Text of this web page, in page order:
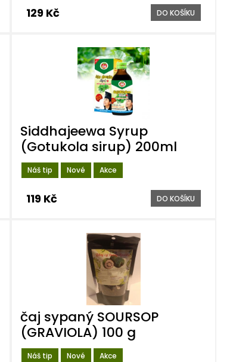
129 Kč DO KOŠÍKU
Náš tip Nové Akce
Siddhajeewa Syrup
(Gotukola sirup) 200ml
119 Kč DO KOŠÍKU
Náš tip Nové Akce
čaj sypaný SOURSOP
(GRAVIOLA) 100 g